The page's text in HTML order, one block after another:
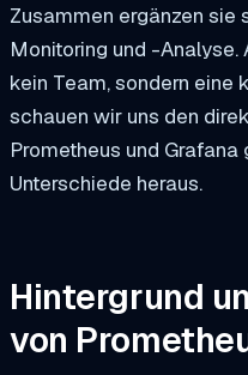
Zusammen ergänzen sie
Monitoring und -
kein Team, sondern eine
schauen wir uns den
Prometheus und
Unterschiede heraus.
Hintergrund
von